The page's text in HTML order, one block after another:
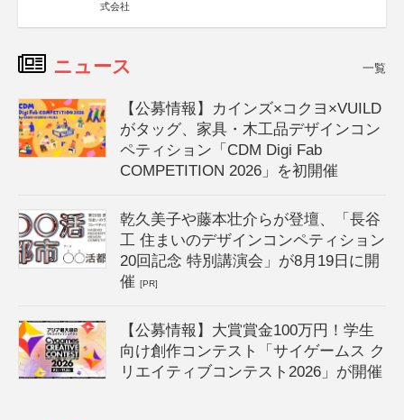
式会社
ニュース 一覧
【公募情報】カインズ×コクヨ×VUILD
がタッグ、家具・木工品デザインコン
ペティション「CDM Digi Fab
COMPETITION 2026」を初開催
乾久美子や藤本壮介らが登壇、「長谷
工 住まいのデザインコンペティション
20回記念 特別講演会」が8月19日に開
催[PR]
【公募情報】大賞賞金100万円！学生
向け創作コンテスト「サイゲームス ク
リエイティブコンテスト2026」が開催